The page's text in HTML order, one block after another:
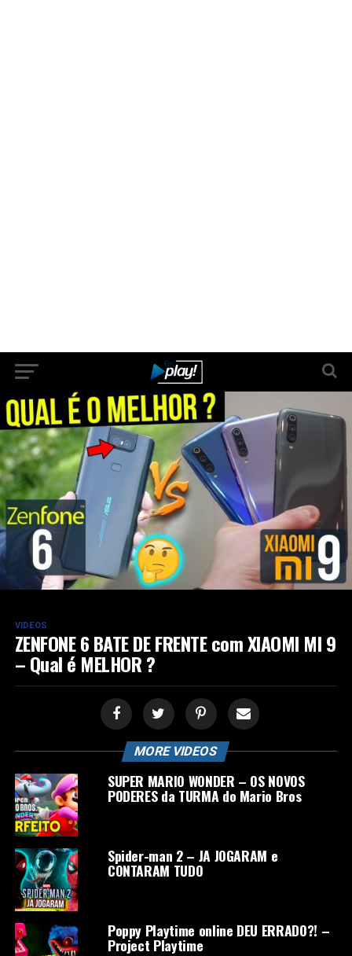
VIDEOS
ZENFONE 6 BATE DE FRENTE com XIAOMI MI 9
– Qual é MELHOR ?
MORE VIDEOS
SUPER MARIO WONDER – OS NOVOS
PODERES da TURMA do Mario Bros
Spider-man 2 – JA JOGARAM e
CONTARAM TUDO
Poppy Playtime online DEU ERRADO?! –
Project Playtime